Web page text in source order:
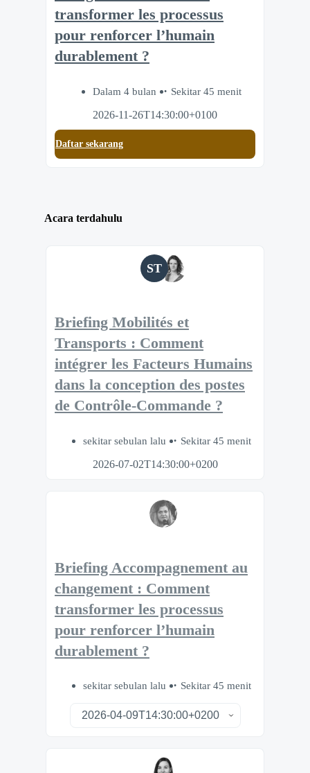
transformer les processus
pour renforcer l’humain
durablement ?
Dalam 4 bulan
Sekitar 45 menit
2026-11-26T14:30:00+0100
Daftar sekarang
Acara terdahulu
ST
Briefing Mobilités et
Transports : Comment
intégrer les Facteurs Humains
dans la conception des postes
de Contrôle-Commande ?
sekitar sebulan lalu
Sekitar 45 menit
2026-07-02T14:30:00+0200
Briefing Accompagnement au
changement : Comment
transformer les processus
pour renforcer l’humain
durablement ?
sekitar sebulan lalu Sekitar 45 menit